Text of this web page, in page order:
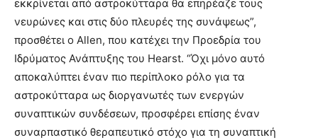
εκκρίνεται από αστροκύτταρα θα επηρέαζε τους
νευρώνες και στις δύο πλευρές της συνάψεως”,
προσθέτει ο Allen, που κατέχει την Προεδρία του
Ιδρύματος Ανάπτυξης του Hearst. “Όχι μόνο αυτό
αποκαλύπτει έναν πιο περίπλοκο ρόλο για τα
αστροκύτταρα ως διοργανωτές των ενεργών
συναπτικών συνδέσεων, προσφέρει επίσης έναν
συναρπαστικό θεραπευτικό στόχο για τη συναπτική